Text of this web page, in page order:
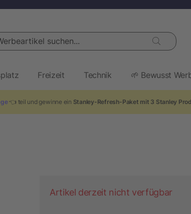
suchen...
Freizeit Technik 🌱 Bewusst
👈 teil und gewinne ein Stanley-Refresh-Paket mit 3 Stanley
Artikel derzeit nicht verfügbar